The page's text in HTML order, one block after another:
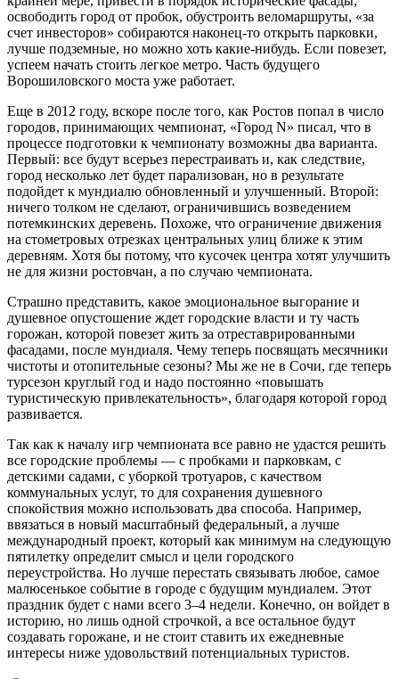
освободить город от пробок, обустроить веломаршруты, «за
счет инвесторов» собираются наконец-то открыть парковки,
лучше подземные, но можно хоть какие-нибудь. Если повезет,
успеем начать стоить легкое метро. Часть будущего
Ворошиловского моста уже работает.
Еще в 2012 году, вскоре после того, как Ростов попал в число
городов, принимающих чемпионат, «Город N» писал, что в
процессе подготовки к чемпионату возможны два варианта.
Первый: все будут всерьез перестраивать и, как следствие,
город несколько лет будет парализован, но в результате
подойдет к мундиалю обновленный и улучшенный. Второй:
ничего толком не сделают, ограничившись возведением
потемкинских деревень. Похоже, что ограничение движения
на стометровых отрезках центральных улиц ближе к этим
деревням. Хотя бы потому, что кусочек центра хотят улучшить
не для жизни ростовчан, а по случаю чемпионата.
Страшно представить, какое эмоциональное выгорание и
душевное опустошение ждет городские власти и ту часть
горожан, которой повезет жить за отреставрированными
фасадами, после мундиаля. Чему теперь посвящать месячники
чистоты и отопительные сезоны? Мы же не в Сочи, где теперь
турсезон круглый год и надо постоянно «повышать
туристическую привлекательность», благодаря которой город
развивается.
Так как к началу игр чемпионата все равно не удастся решить
все городские проблемы — с пробками и парковкам, с
детскими садами, с уборкой тротуаров, с качеством
коммунальных услуг, то для сохранения душевного
спокойствия можно использовать два способа. Например,
ввязаться в новый масштабный федеральный, а лучше
международный проект, который как минимум на следующую
пятилетку определит смысл и цели городского
переустройства. Но лучше перестать связывать любое, самое
малюсенькое событие в городе с будущим мундиалем. Этот
праздник будет с нами всего 3–4 недели. Конечно, он войдет в
историю, но лишь одной строчкой, а все остальное будут
создавать горожане, и не стоит ставить их ежедневные
интересы ниже удовольствий потенциальных туристов.